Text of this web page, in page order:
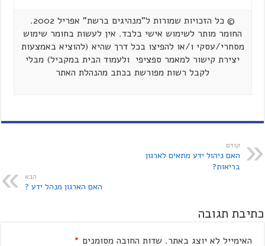
© כל הזכויות שמורות ל"מנהיגים ברשת" אפריל 2002.
החומר מותר לשימוש אישי בלבד. אין לעשות בחומר שימוש
מסחרי/עסקי ו/או להפיצו בכל דרך שהיא (להוציא באמצעות
יצירת קישור למאמר ספציפי ולעמוד הבית במקביל) מבלי
לקבל רשות מפורשת בכתב מהנהלת האתר
קודם
האם ניהול ידע מתאים לארגון
בריאות?
הבא
האם הארגון מנהל ידע ?
כתיבת תגובה
האימייל לא יוצג באתר. שדות החובה מסומנים *